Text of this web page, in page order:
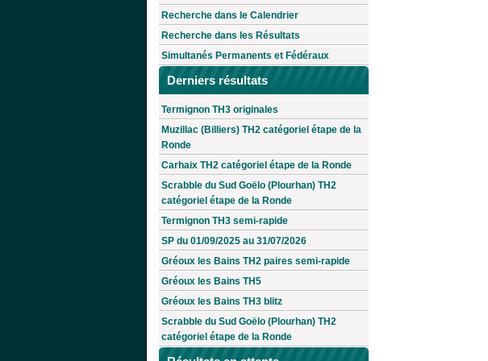
Recherche dans le Calendrier
Recherche dans les Résultats
Simultanés Permanents et Fédéraux
Derniers résultats
Termignon TH3 originales
Muzillac (Billiers) TH2 catégoriel étape de la
Ronde
Carhaix TH2 catégoriel étape de la Ronde
Scrabble du Sud Goëlo (Plourhan) TH2
catégoriel étape de la Ronde
Termignon TH3 semi-rapide
SP du 01/09/2025 au 31/07/2026
Gréoux les Bains TH2 paires semi-rapide
Gréoux les Bains TH5
Gréoux les Bains TH3 blitz
Scrabble du Sud Goëlo (Plourhan) TH2
catégoriel étape de la Ronde